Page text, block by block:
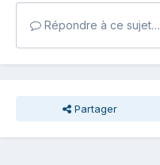
Répondre à ce sujet…
Partager